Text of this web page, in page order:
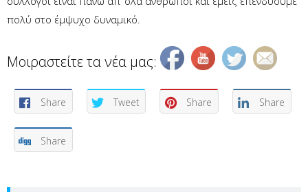
πολύ στο έμψυχο δυναμικό.
Μοιραστείτε τα νέα μας:
Share Tweet Share Share
Share